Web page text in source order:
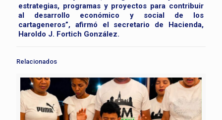
estrategias, programas y proyectos para contribuir
al desarrollo económico y social de los
cartageneros”, afirmó el secretario de Hacienda,
Haroldo J. Fortich González.
Relacionados